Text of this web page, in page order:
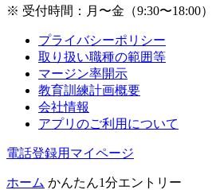
※ 受付時間：月〜金（9:30〜18:00）
プライバシーポリシー
取り扱い職種の範囲等
マージン率開示
教育訓練計画概要
会社情報
アプリのご利用について
電話登録用マイページ
ホーム かんたん1分エントリー